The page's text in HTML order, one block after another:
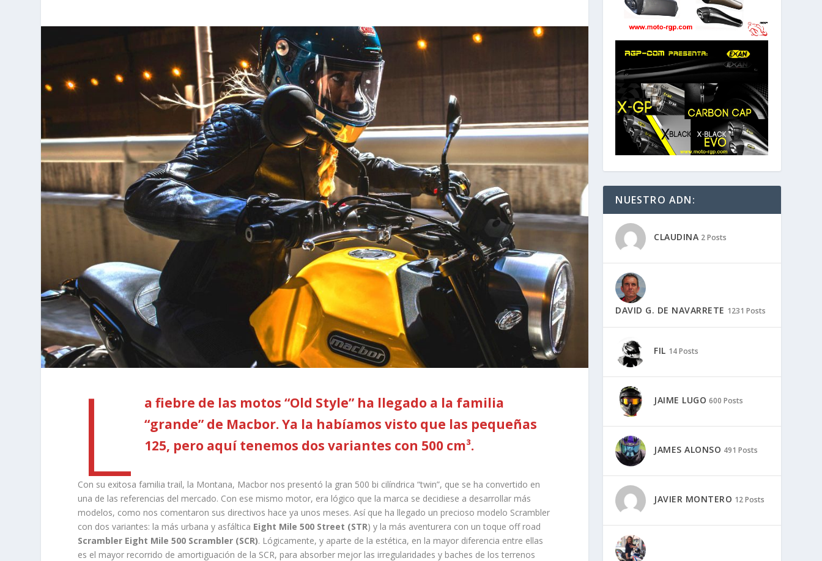
L
a fiebre de las motos “Old Style” ha llegado a la familia
“grande” de Macbor. Ya la habíamos visto que las pequeñas
125, pero aquí tenemos dos variantes con 500 cm³.
Con su exitosa familia trail, la Montana, Macbor nos presentó la gran 500 bi cilíndrica “twin”, que se ha convertido en
una de las referencias del mercado. Con ese mismo motor, era lógico que la marca se decidiese a desarrollar más
modelos, como nos comentaron sus directivos hace ya unos meses. Así que ha llegado un precioso modelo Scrambler
con dos variantes: la más urbana y asfáltica Eight Mile 500 Street (STR) y la más aventurera con un toque off road
Scrambler Eight Mile 500 Scrambler (SCR). Lógicamente, y aparte de la estética, en la mayor diferencia entre ellas
es el mayor recorrido de amortiguación de la SCR, para absorber mejor las irregularidades y baches de los terrenos
NUESTRO ADN:
CLAUDINA 2 Posts
DAVID G. DE NAVARRETE 1231 Posts
FIL 14 Posts
JAIME LUGO 600 Posts
JAMES ALONSO 491 Posts
JAVIER MONTERO 12 Posts